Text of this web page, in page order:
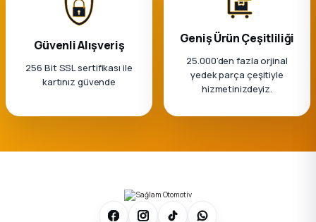
Güvenli Alışveriş
256 Bit SSL sertifikası ile
kartınız güvende
Geniş Ürün Çeşitliliği
25.000'den fazla orjinal
yedek parça çeşitiyle
hizmetinizdeyiz.